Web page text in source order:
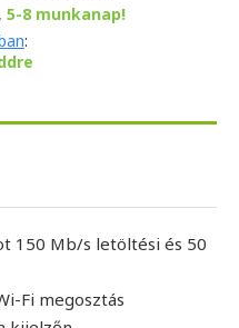
, 5-8 munkanap!
:
150 Mb/s letöltési és 50
Fi megosztás